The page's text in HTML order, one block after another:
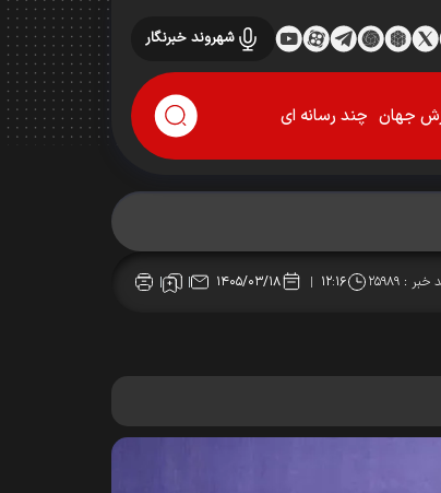
شهروند خبرنگار
جهان چند رسانه ای
خبر :۲۵۹۸۹ ۱۲:۱۶ ۱۴۰۵/۰۳/۱۸